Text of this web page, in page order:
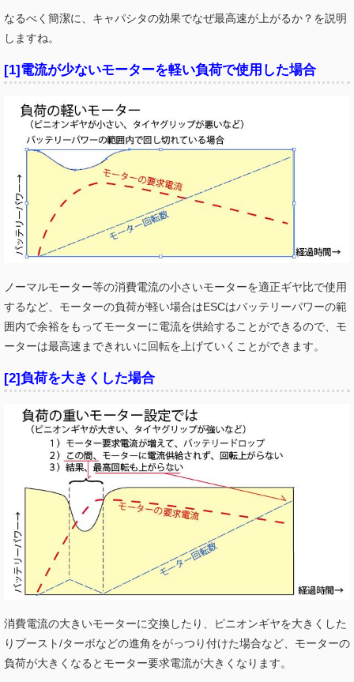
なるべく簡潔に、キャパシタの効果でなぜ最高速が上がるか？を説明
しますね。
[1]電流が少ないモーターを軽い負荷で使用した場合
ノーマルモーター等の消費電流の小さいモーターを適正ギヤ比で使用
するなど、モーターの負荷が軽い場合はESCはバッテリーパワーの範
囲内で余裕をもってモーターに電流を供給することができるので、モ
ーターは最高速まできれいに回転を上げていくことができます。
[2]負荷を大きくした場合
消費電流の大きいモーターに交換したり、ピニオンギヤを大きくした
りブースト/ターボなどの進角をがっつり付けた場合など、モーターの
負荷が大きくなるとモーター要求電流が大きくなります。